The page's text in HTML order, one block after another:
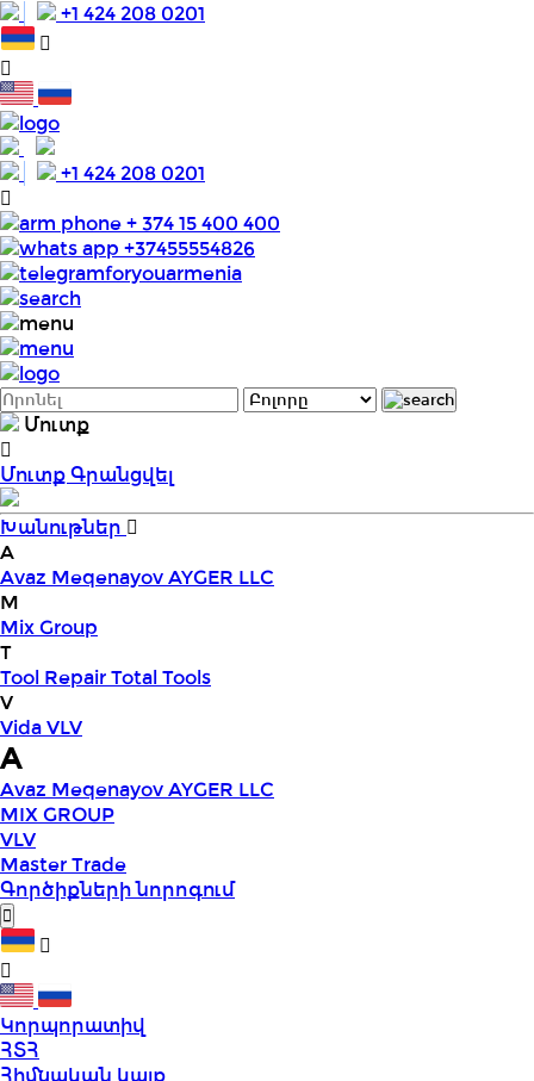
+1 424 208 0201
+1 424 208 0201
+ 374 15 400 400
+37455554826
foryouarmenia
Մուտք
ՄուտքԳրանցվել
Խանութներ
A
Avaz MeqenayovAYGER LLC
M
Mix Group
T
Tool RepairTotal Tools
V
VidaVLV
A
Avaz MeqenayovAYGER LLC
MIX GROUP
VLV
Master Trade
Գործիքների նորոգում
Կորպորատիվ
ՀՏՀ
Հիմնական կայք